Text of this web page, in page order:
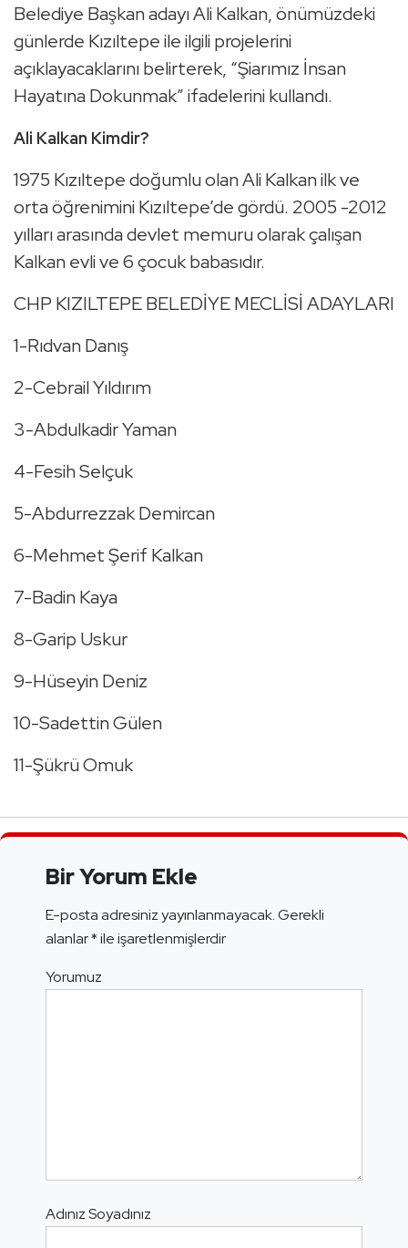
Belediye Başkan adayı Ali Kalkan, önümüzdeki
günlerde Kızıltepe ile ilgili projelerini
açıklayacaklarını belirterek, “Şiarımız İnsan
Hayatına Dokunmak” ifadelerini kullandı.
Ali Kalkan Kimdir?
1975 Kızıltepe doğumlu olan Ali Kalkan ilk ve
orta öğrenimini Kızıltepe’de gördü. 2005 -2012
yılları arasında devlet memuru olarak çalışan
Kalkan evli ve 6 çocuk babasıdır.
CHP KIZILTEPE BELEDİYE MECLİSİ ADAYLARI
1-Rıdvan Danış
2-Cebrail Yıldırım
3-Abdulkadir Yaman
4-Fesih Selçuk
5-Abdurrezzak Demircan
6-Mehmet Şerif Kalkan
7-Badin Kaya
8-Garip Uskur
9-Hüseyin Deniz
10-Sadettin Gülen
11-Şükrü Omuk
Bir Yorum Ekle
E-posta adresiniz yayınlanmayacak.Gerekli
alanlar*ile işaretlenmişlerdir
Yorumuz
Adınız Soyadınız